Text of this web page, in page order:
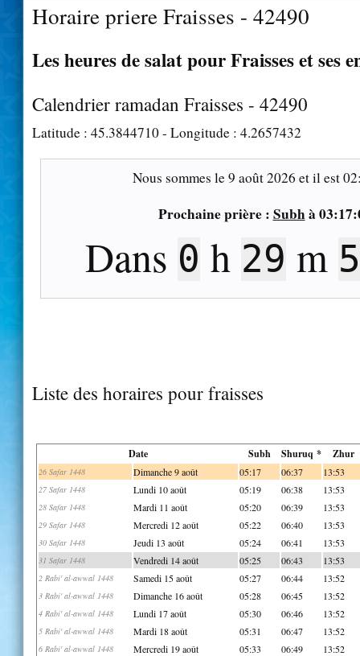
Horaire priere Fraisses - 42490
Les heures de salat pour Fraisses et ses
Calendrier ramadan Fraisses - 42490
Latitude : 45.3844710- Longitude : 4.2657432
Nous sommes le9 août 2026 et il est
Prochaine prière : Subhà
Dans 0 h 29 m
Liste des horaires pour fraisses
Date Subh Shuruq * Zhur
26 Safar 1448 Dimanche 9 août 05:17 06:37 13:53
27 Safar 1448 Lundi 10 août 05:19 06:38 13:53
28 Safar 1448 Mardi 11 août 05:20 06:39 13:53
29 Safar 1448 Mercredi 12 août 05:22 06:40 13:53
30 Safar 1448 Jeudi 13 août 05:24 06:41 13:53
31 Safar 1448 Vendredi 14 août 05:25 06:43 13:53
2 Rabi' al-awwal 1448 Samedi 15 août 05:27 06:44 13:52
3 Rabi' al-awwal 1448 Dimanche 16 août 05:28 06:45 13:52
4 Rabi' al-awwal 1448 Lundi 17 août 05:30 06:46 13:52
5 Rabi' al-awwal 1448 Mardi 18 août 05:31 06:47 13:52
6 Rabi' al-awwal 1448 Mercredi 19 août 05:33 06:49 13:52